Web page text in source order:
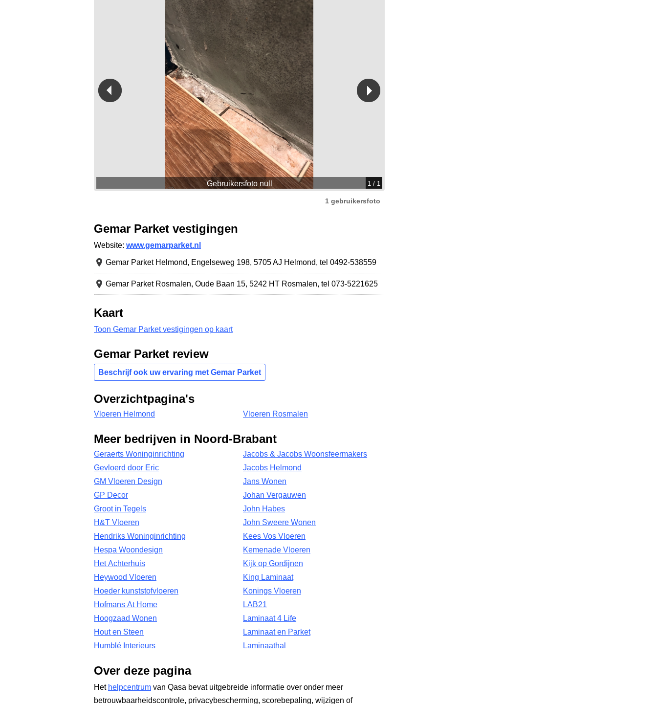
Gebruikersfoto null 1 / 1
1 gebruikersfoto
Gemar Parket vestigingen
Website: www.gemarparket.nl
Gemar Parket Helmond, Engelseweg 198, 5705 AJ Helmond, tel 0492-538559
Gemar Parket Rosmalen, Oude Baan 15, 5242 HT Rosmalen, tel 073-5221625
Kaart
Toon Gemar Parket vestigingen op kaart
Gemar Parket review
Beschrijf ook uw ervaring met Gemar Parket
Overzichtpagina's
Vloeren Helmond Vloeren Rosmalen
Meer bedrijven in Noord-Brabant
Geraerts Woninginrichting
Gevloerd door Eric
GM Vloeren Design
GP Decor
Groot in Tegels
H&T Vloeren
Hendriks Woninginrichting
Hespa Woondesign
Het Achterhuis
Heywood Vloeren
Hoeder kunststofvloeren
Hofmans At Home
Hoogzaad Wonen
Hout en Steen
Humblé Interieurs
Jacobs & Jacobs Woonsfeermakers
Jacobs Helmond
Jans Wonen
Johan Vergauwen
John Habes
John Sweere Wonen
Kees Vos Vloeren
Kemenade Vloeren
Kijk op Gordijnen
King Laminaat
Konings Vloeren
LAB21
Laminaat 4 Life
Laminaat en Parket
Laminaathal
Over deze pagina
Het helpcentrum van Qasa bevat uitgebreide informatie over onder meer
betrouwbaarheidscontrole, privacybescherming, scorebepaling, wijzigen of